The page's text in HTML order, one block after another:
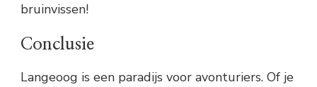
bruinvissen!
Conclusie
Langeoog is een paradijs voor avonturiers. Of je